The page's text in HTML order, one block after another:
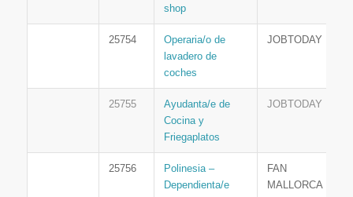
shop
25754
Operaria/o de
lavadero de
coches
JOBTODAY
25755
Ayudanta/e de
Cocina y
Friegaplatos
JOBTODAY
25756
Polinesia –
Dependienta/e
FAN
MALLORCA